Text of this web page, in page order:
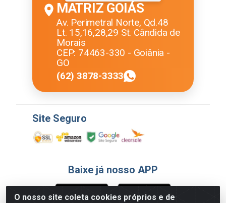
O nosso site coleta cookies próprios e de
MATRIZ GOIÁS
Av. Perimetral Norte, Qd.48
Lt. 15,16,28,29 St. Cândida de
Morais
CEP: 74463-330 - Goiânia -
GO
(62) 3878-3333
Site Seguro
Baixe já nosso APP